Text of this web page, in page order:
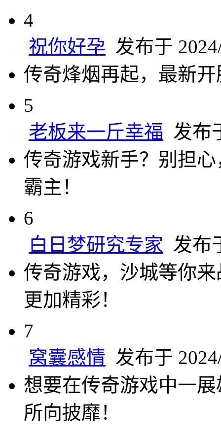
4
祝你好孕 发布于
传奇烽烟再起，最新
5
老板来一斤幸福 发布
传奇游戏新手？别担
霸主！
6
白日梦研究专家 发布
传奇游戏，沙城等你
更加精彩！
7
窝囊感情 发布于
想要在传奇游戏中一
所向披靡！